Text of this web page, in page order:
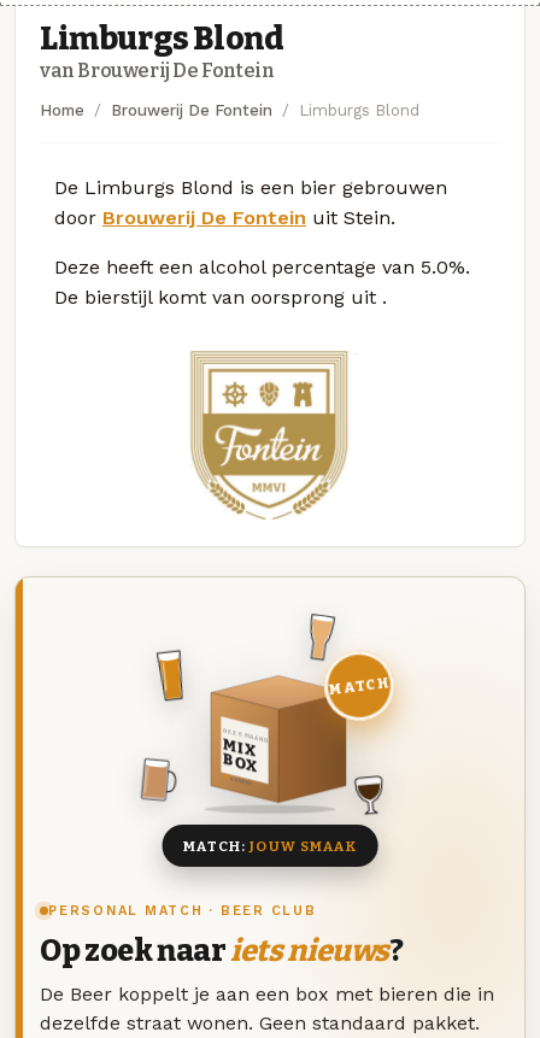
Limburgs Blond
van Brouwerij De Fontein
Home Brouwerij De Fontein Limburgs Blond
De Limburgs Blond is een bier gebrouwen
door Brouwerij De Fontein uit Stein.
Deze heeft een alcohol percentage van 5.0%.
De bierstijl komt van oorsprong uit .
PERSONAL MATCH · BEER CLUB
Op zoek naariets nieuws?
De Beer koppelt je aan een box met bieren die in
dezelfde straat wonen. Geen standaard pakket.
DEZE MAAND
MIX
BOX
8 BIEREN
MATCH
MATCH:JOUW SMAAK